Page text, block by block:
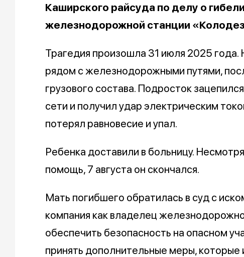
Каширского райсуда по делу о
железнодорожной станции
Трагедия произошла 31 июля 2025
рядом с железнодорожными путями,
грузового состава. Подросток
сети и получил удар электрическим
потерял равновесие и упал.
Ребенка доставили в больницу.
помощь, 7 августа он скончался.
Мать погибшего обратилась в суд с
компания как владелец
обеспечить безопасность на опасном
принять дополнительные меры,